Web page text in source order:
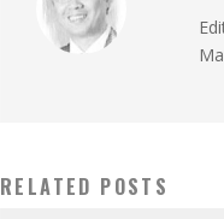
RELATED POSTS